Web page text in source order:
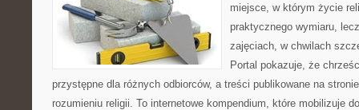
miejsce, w którym życie
praktycznego wymiaru,
zajęciach, w chwilach
Portal pokazuje, że
przystępne dla różnych odbiorców, a treści publikowane na
rozumieniu religii. To internetowe kompendium, które mobilizuje